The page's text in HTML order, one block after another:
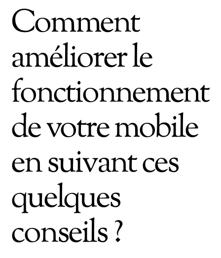
Comment
améliorer le
fonctionnement
de votre mobile
en suivant ces
quelques
conseils ?